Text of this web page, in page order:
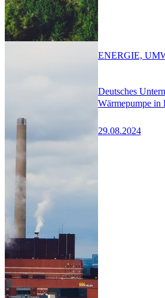
Deutsches
Wärmepumpe in
29.08.2024
ENERGIE,